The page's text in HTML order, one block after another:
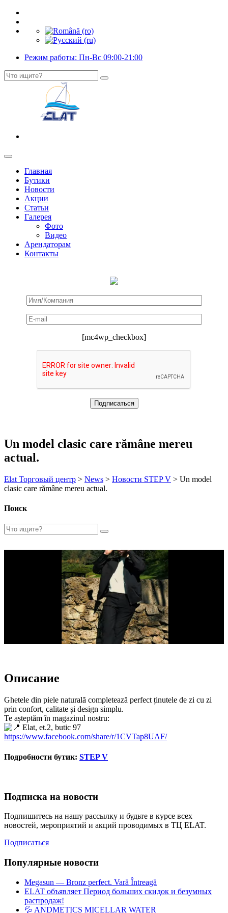
Режим работы: Пн-Вс 09:00-21:00
Главная
Бутики
Новости
Акции
Статьи
Галерея
Фото
Видео
Арендаторам
Контакты
[mc4wp_checkbox]
Un model clasic care rămâne mereu
actual.
Elat Торговый центр > News > Новости STEP V > Un model
clasic care rămâne mereu actual.
Поиск
Описание
Ghetele din piele naturală completează perfect ținutele de zi cu zi
prin confort, calitate și design simplu.
Te așteptăm în magazinul nostru:
Elat, et.2, butic 97
https://www.facebook.com/share/r/1CVTap8UAF/
Подробности бутик: STEP V
Подписка на новости
Подпишитесь на нашу рассылку и будьте в курсе всех
новостей, мероприятий и акций проводимых в ТЦ ELAT.
Подписаться
Популярные новости
Megasun — Bronz perfect. Vară Întreagă
ELAT объявляет Период больших скидок и безумных
распродаж!
💦 ANDMETICS MICELLAR WATER